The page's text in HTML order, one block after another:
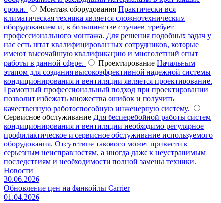
сроки.
Монтаж оборудования Практически вся
климатическая техника является сложнотехническим
оборудованием и, в большинстве случаев, требует
профессионального монтажа. Для решения подобных задач у
нас есть штат квалифицированных сотрудников, которые
имеют высочайшую квалификацию и многолетний опыт
работы в данной сфере.
Проектирование Начальным
этапом для создания высокоэффективной надежной системы
кондиционирования и вентиляции является проектирование.
Грамотный профессиональный подход при проектировании
позволит избежать множества ошибок и получить
качественную работоспособную инженерную систему.
Сервисное обслуживание Для бесперебойной работы систем
кондиционирования и вентиляции необходимо регулярное
профилактическое и сервисное обслуживание используемого
оборудования. Отсутствие такового может привести к
серьезным неисправностям, а иногда даже к неустранимым
последствиям и необходимости полной замены техники.
Новости
30.06.2026
Обновление цен на фанкойлы Carrier
01.04.2026